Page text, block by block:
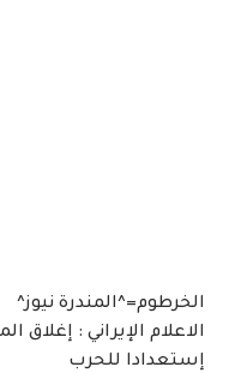
الخرطوم=^المندرة نيوز^
الاعلام الإيراني : إغلاق
إستعدادا للحرب